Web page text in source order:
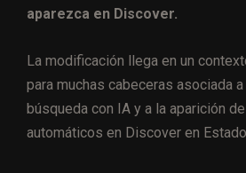
aparezca en Discover.
La modificación llega en un
para muchas cabeceras asociada
búsqueda con IA y a la aparición
automáticos en Discover en